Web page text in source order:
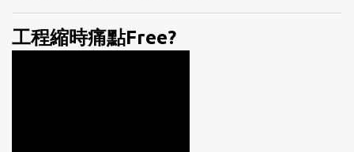
工程縮時痛點Free?